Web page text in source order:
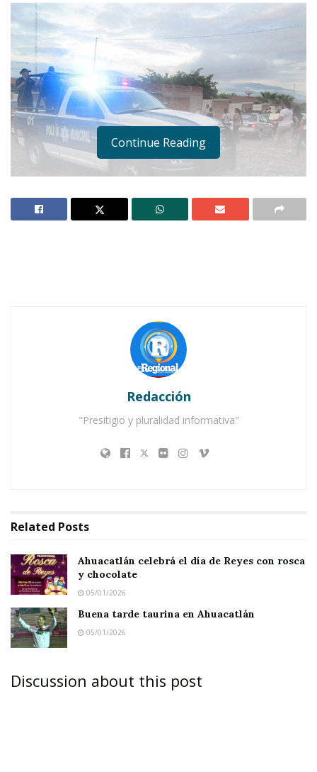
Ahuacatlán celebrá el día de Reyes con rosca y
Buena tarde taurina en Ahuacatlán
Continue Reading
Redacción
"Presitigio y pluralidad informativa"
Related Posts
Ahuacatlán celebrá el día de Reyes con rosca
y chocolate
05/01/2026
Buena tarde taurina en Ahuacatlán
05/01/2026
Discussion about this post